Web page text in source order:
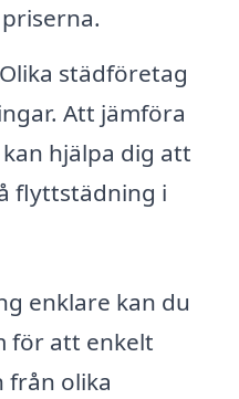
Olika städföretag
Att jämföra
hjälpa dig att
flyttstädning i
enklare kan du
för att enkelt
från olika